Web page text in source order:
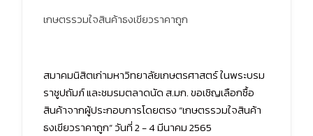
เกษตรรวมใจสินค้าธงเขียวราคาถูก
สมาคมนิสิตเก่ามหาวิทยาลัยเกษตรศาสตร์ ในพระบรม
ราชูปถัมภ์ และชมรมตลาดนัด ส.มก. ขอเชิญเลือกซื้อ
สินค้าจากผู้ประกอบการโดยตรง “เกษตรรวมใจสินค้า
ธงเขียวราคาถูก” วันที่ 2 - 4 มีนาคม 2565